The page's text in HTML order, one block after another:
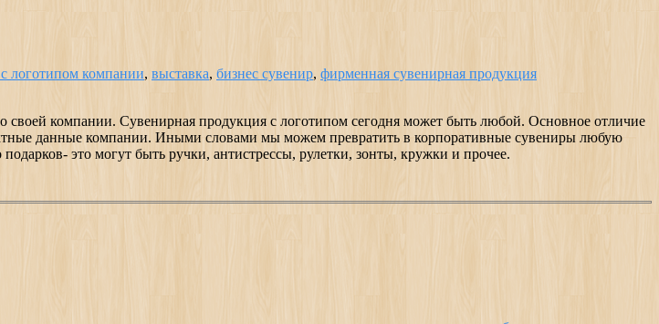
логотипом компании, выставка, бизнес сувенир, фирменная сувенирная продукция
компании. Сувенирная продукция с логотипом сегодня может быть любой. Основное отличие
данные компании. Иными словами мы можем превратить в корпоративные сувениры любую
это могут быть ручки, антистрессы, рулетки, зонты, кружки и прочее.